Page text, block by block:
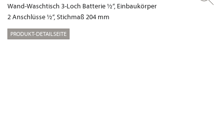
Wand-Waschtisch 3-Loch Batterie ½“, Einbaukörper
2 Anschlüsse ½“, Stichmaß 204 mm
PRODUKT-DETAILSEITE